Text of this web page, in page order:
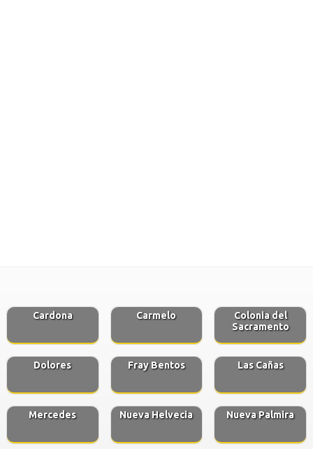
Cardona Carmelo
Colonia del
Sacramento
Dolores Fray Bentos Las Cañas
Mercedes Nueva Helvecia Nueva Palmira